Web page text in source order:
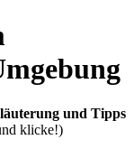
und Tipps
klicke!)